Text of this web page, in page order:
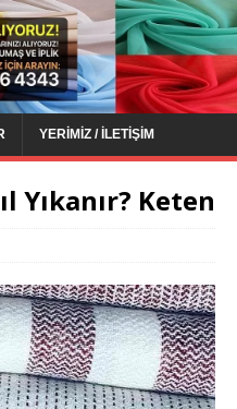
YERIMIZ / İLETIŞIM
Yıkanır? Keten